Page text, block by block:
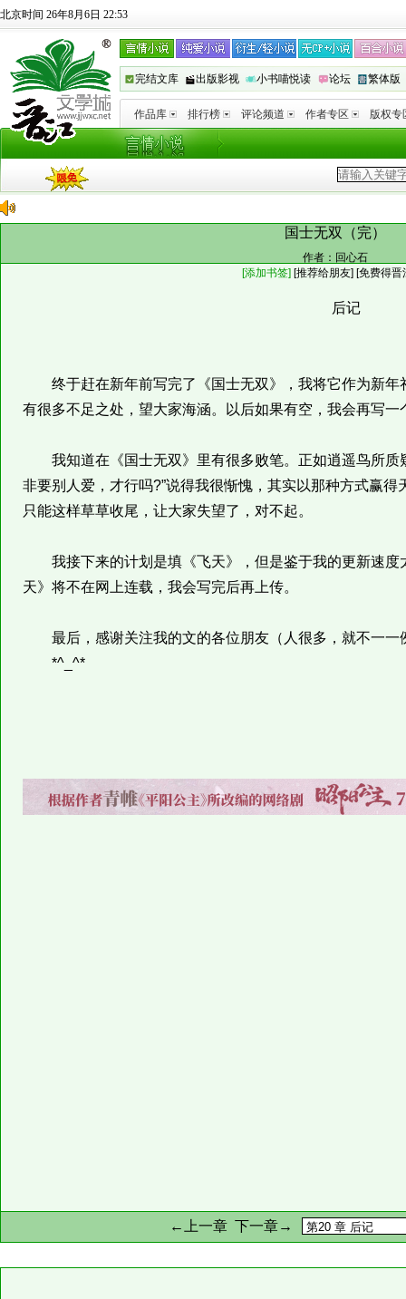
北京时间 26年8月6日 22:53
完结文库 出版影视 小书喵悦读 论坛 繁体版
作品库 排行榜 评论频道 作者专区 版权专
国士无双（完）
作者： 回心石
[添加书签] [推荐给朋友] [免费得晋
后记
终于赶在新年前写完了《国士无双》，我将它作为新年
有很多不足之处，望大家海涵。以后如果有空，我会再写一
我知道在《国士无双》里有很多败笔。正如逍遥鸟所质
非要别人爱，才行吗?”说得我很惭愧，其实以那种方式赢
只能这样草草收尾，让大家失望了，对不起。
我接下来的计划是填《飞天》，但是鉴于我的更新速度
天》将不在网上连载，我会写完后再上传。
最后，感谢关注我的文的各位朋友（人很多，就不一一
*^_^*
←上一章 下一章→